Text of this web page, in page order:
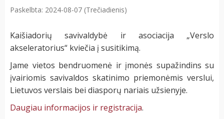
Paskelbta: 2024-08-07 (Trečiadienis)
Kaišiadorių savivaldybė ir asociacija „Verslo
akseleratorius“ kviečia į susitikimą.
Jame vietos bendruomenė ir įmonės supažindins su
įvairiomis savivaldos skatinimo priemonėmis verslui,
Lietuvos verslais bei diasporų nariais užsienyje.
Daugiau informacijos ir registracija.